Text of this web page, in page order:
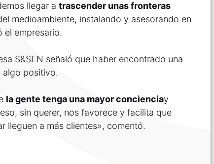
llegar a trascender unas fronteras
medioambiente, instalando y asesorando en
el empresario.
S&SEN señaló que haber encontrado una
algo positivo.
la gente tenga una mayor concienciay
sin querer, nos favorece y facilita que
lleguen a más clientes», comentó.